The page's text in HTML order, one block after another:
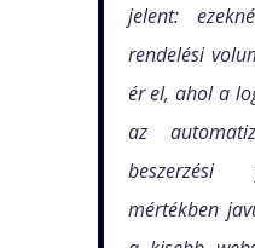
jelent:
rendelési
ér el, ahol a
az
beszerzési
mértékben